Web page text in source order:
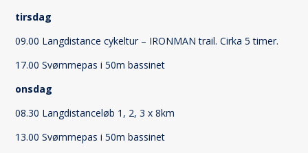
tirsdag
09.00 Langdistance cykeltur – IRONMAN trail. Cirka 5 timer.
17.00 Svømmepas i 50m bassinet
onsdag
08.30 Langdistanceløb 1, 2, 3 x 8km
13.00 Svømmepas i 50m bassinet